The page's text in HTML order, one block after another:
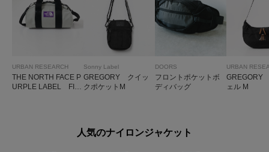
URBAN RESEARCH
THE NORTH FACE P
URPLE LABEL FIE
Sonny Label
GREGORY クイッ
クポケットM
DOORS
フロントポケットボ
ディバッグ
URBAN
GREGORY
ェル M
人気のナイロンジャケット